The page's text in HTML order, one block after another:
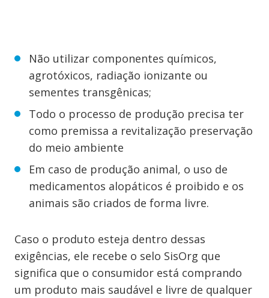
Não utilizar componentes químicos,
agrotóxicos, radiação ionizante ou
sementes transgênicas;
Todo o processo de produção precisa ter
como premissa a revitalização preservação
do meio ambiente
Em caso de produção animal, o uso de
medicamentos alopáticos é proibido e os
animais são criados de forma livre.
Caso o produto esteja dentro dessas
exigências, ele recebe o selo SisOrg que
significa que o consumidor está comprando
um produto mais saudável e livre de qualquer